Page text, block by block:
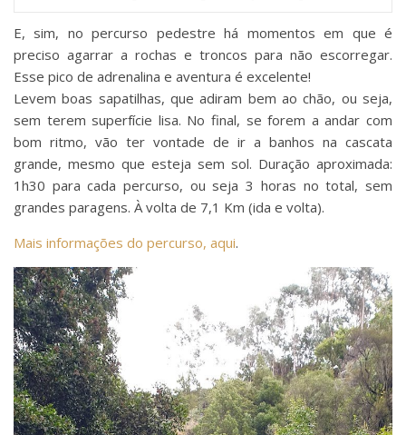
E, sim, no percurso pedestre há momentos em que é
preciso agarrar a rochas e troncos para não escorregar.
Esse pico de adrenalina e aventura é excelente!
Levem boas sapatilhas, que adiram bem ao chão, ou seja,
sem terem superfície lisa. No final, se forem a andar com
bom ritmo, vão ter vontade de ir a banhos na cascata
grande, mesmo que esteja sem sol. Duração aproximada:
1h30 para cada percurso, ou seja 3 horas no total, sem
grandes paragens. À volta de 7,1 Km (ida e volta).
Mais informações do percurso, aqui.